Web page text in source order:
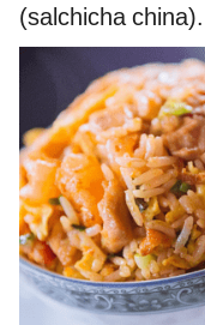
(salchicha china).